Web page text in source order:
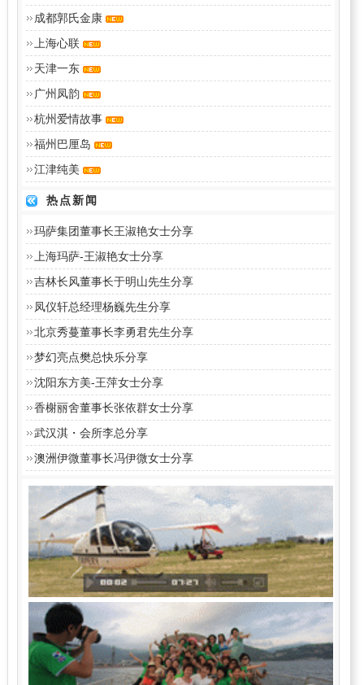
成都郭氏金康
上海心联
天津一东
广州凤韵
杭州爱情故事
福州巴厘岛
江津纯美
热点新闻
玛萨集团董事长王淑艳女士分享
上海玛萨-王淑艳女士分享
吉林长风董事长于明山先生分享
凤仪轩总经理杨巍先生分享
北京秀蔓董事长李勇君先生分享
梦幻亮点樊总快乐分享
沈阳东方美-王萍女士分享
香榭丽舍董事长张依群女士分享
武汉淇・会所李总分享
澳洲伊微董事长冯伊微女士分享